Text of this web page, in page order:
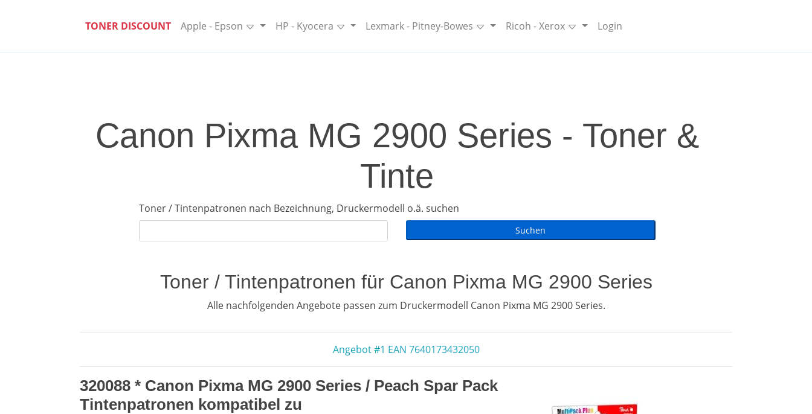
TONER DISCOUNT Apple - Epson HP - Kyocera Lexmark - Pitney-Bowes Ricoh - Xerox Login
Canon Pixma MG 2900 Series - Toner &
Tinte
Toner / Tintenpatronen nach Bezeichnung, Druckermodell o.ä. suchen
Toner / Tintenpatronen für Canon Pixma MG 2900 Series
Alle nachfolgenden Angebote passen zum Druckermodell Canon Pixma MG 2900 Series.
Angebot #1 EAN 7640173432050
320088 * Canon Pixma MG 2900 Series / Peach Spar Pack
Tintenpatronen kompatibel zu